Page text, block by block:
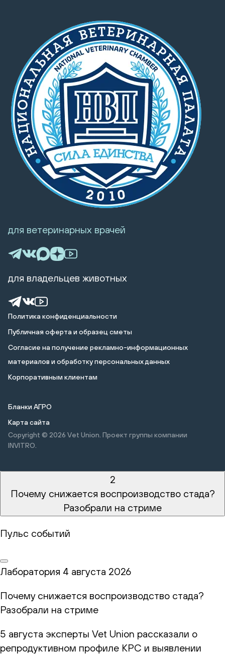
Политика конфиденциальности
Публичная оферта и образец сметы
Cогласие на получение рекламно-информационных
материалов и обработку персональных данных
Корпоративным клиентам
Бланки АГРО
Карта сайта
Copyright © 2026 Vet Union. Проект группы компании
INVITRO.
для ветеринарных врачей
для владельцев животных
2
Почему снижается воспроизводство стада?
Разобрали на стриме
Пульс событий
Лаборатория 4 августа 2026
Почему снижается воспроизводство стада?
Разобрали на стриме
5 августа эксперты Vet Union рассказали о
репродуктивном профиле КРС и выявлении